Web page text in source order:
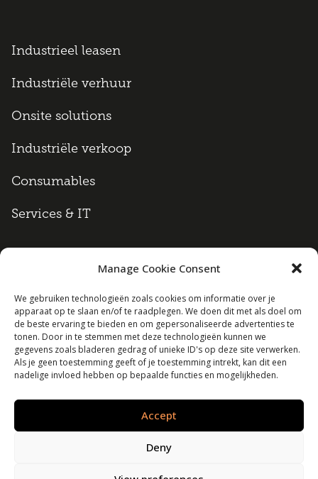
Manage Cookie Consent
We gebruiken technologieën zoals cookies om informatie over je
apparaat op te slaan en/of te raadplegen. We doen dit met als doel om
de beste ervaring te bieden en om gepersonaliseerde advertenties te
tonen. Door in te stemmen met deze technologieën kunnen we
gegevens zoals bladeren gedrag of unieke ID's op deze site verwerken.
Als je geen toestemming geeft of je toestemming intrekt, kan dit een
nadelige invloed hebben op bepaalde functies en mogelijkheden.
Accept
Deny
Industrieel leasen
Industriële verhuur
Onsite solutions
Industriële verkoop
Consumables
Services & IT
Cookie policy
Disclaimer
Privacy policy
Lexrent B.V. | Alle rechten voorbehouden